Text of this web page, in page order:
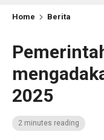
Home Berita
2025
2 minutes reading